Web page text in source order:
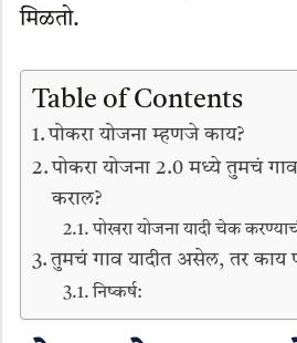
मिळतो.
Table of Contents
पोकरा योजना म्हणजे काय?
पोकरा योजना 2.0 मध्ये तुमचं
कराल?
पोखरा योजना यादी चेक
तुमचं गाव यादीत असेल, तर काय
निष्कर्ष: